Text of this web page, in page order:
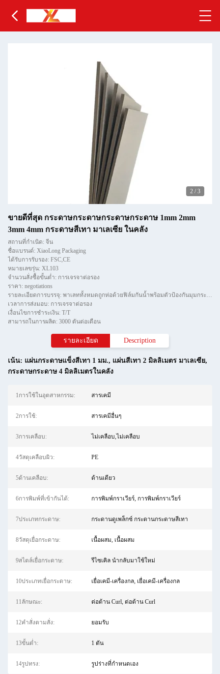
2 / 3
ขายดีที่สุด กระดาษกระดาษกระดาษกระดาษ 1mm 2mm
3mm 4mm กระดาษสีเทา มาเลเซีย ในคลัง
สถานที่กำเนิด: จีน
ชื่อแบรนด์: XiaoLong Packaging
ได้รับการรับรอง: FSC,CE
หมายเลขรุ่น: XL103
จำนวนสั่งซื้อขั้นต่ำ: การเจรจาต่อรอง
ราคา: negotiations
รายละเอียดการบรรจุ: พาเลททั้งหมดถูกห่อด้วยฟิล์มกันน้ำพร้อมตัวป้องกันมุมกระดาษและยึดด้วยแถบทีสองชิ้น
เวลาการส่งมอบ: การเจรจาต่อรอง
เงื่อนไขการชำระเงิน: T/T
สามารถในการผลิต: 3000 ตันต่อเดือน
รายละเอียด Description
เน้น: แผ่นกระดาษแข็งสีเทา 1 มม., แผ่นสีเทา 2 มิลลิเมตร มาเลเซีย,
กระดาษกระดาษ 4 มิลลิเมตรในคลัง
1การใช้ในอุตสาหกรรม: สารเคมี
2การใช้: สารเคมีอื่นๆ
3การเคลือบ: ไม่เคลือบ,ไม่เคลือบ
4วัสดุเคลือบผิว: PE
5ด้านเคลือบ: ด้านเดียว
6การพิมพ์ที่เข้ากันได้: การพิมพ์กราเวียร์, การพิมพ์กราเวียร์
7ประเภทกระดาษ: กระดานดูเพล็กซ์ กระดานกระดาษสีเทา
8วัสดุเยื่อกระดาษ: เนื้อผสม, เนื้อผสม
9สไตล์เยื่อกระดาษ: รีไซเคิล นำกลับมาใช้ใหม่
10ประเภทเยื่อกระดาษ: เยื่อเคมี-เครื่องกล, เยื่อเคมี-เครื่องกล
11ลักษณะ: ต่อต้าน Curl, ต่อต้าน Curl
12คําสั่งตามสั่ง: ยอมรับ
13ขั้นต่ำ: 1 ตัน
14รูปทรง: รูปร่างที่กำหนดเอง